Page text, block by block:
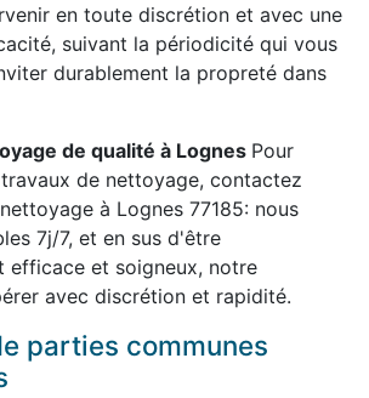
en toute discrétion et avec une
suivant la périodicité qui vous
durablement la propreté dans
de qualité à Lognes Pour
de nettoyage, contactez
à Lognes 77185: nous
7j/7, et en sus d'être
efficace et soigneux, notre
avec discrétion et rapidité.
parties communes